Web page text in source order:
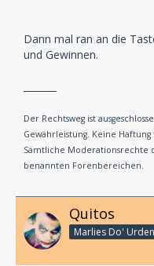
Dann mal ran an die
und Gewinnen.
Der Rechtsweg ist
Gewährleistung. Keine
Sämtliche Moderationsrechte
benannten Forenbereichen.
Quitos
Marlies Do' Urden